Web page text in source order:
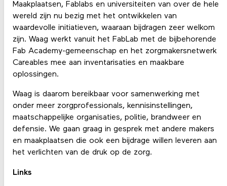
Maakplaatsen, Fablabs en universiteiten van over de hele
wereld zijn nu bezig met het ontwikkelen van
waardevolle initiatieven, waaraan bijdragen zeer welkom
zijn. Waag werkt vanuit het FabLab met de bijbehorende
Fab Academy-gemeenschap en het zorgmakersnetwerk
Careables mee aan inventarisaties en maakbare
oplossingen.
Waag is daarom bereikbaar voor samenwerking met
onder meer zorgprofessionals, kennisinstellingen,
maatschappelijke organisaties, politie, brandweer en
defensie. We gaan graag in gesprek met andere makers
en maakplaatsen die ook een bijdrage willen leveren aan
het verlichten van de druk op de zorg.
Links